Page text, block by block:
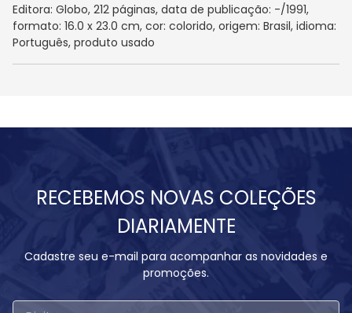
Editora: Globo, 212 páginas, data de publicação: -/1991,
formato: 16.0 x 23.0 cm, cor: colorido, origem: Brasil, idioma:
Português, produto usado
RECEBEMOS NOVAS COLEÇÕES
DIARIAMENTE
Cadastre seu e-mail para acompanhar as novidades e
promoções.